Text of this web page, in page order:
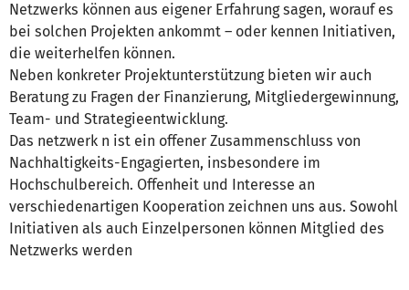
Netzwerks können aus eigener Erfahrung sagen, worauf es
bei solchen Projekten ankommt – oder kennen Initiativen,
die weiterhelfen können.
Neben konkreter Projektunterstützung bieten wir auch
Beratung zu Fragen der Finanzierung, Mitgliedergewinnung,
Team- und Strategieentwicklung.
Das netzwerk n ist ein offener Zusammenschluss von
Nachhaltigkeits-Engagierten, insbesondere im
Hochschulbereich. Offenheit und Interesse an
verschiedenartigen Kooperation zeichnen uns aus. Sowohl
Initiativen als auch Einzelpersonen können Mitglied des
Netzwerks werden